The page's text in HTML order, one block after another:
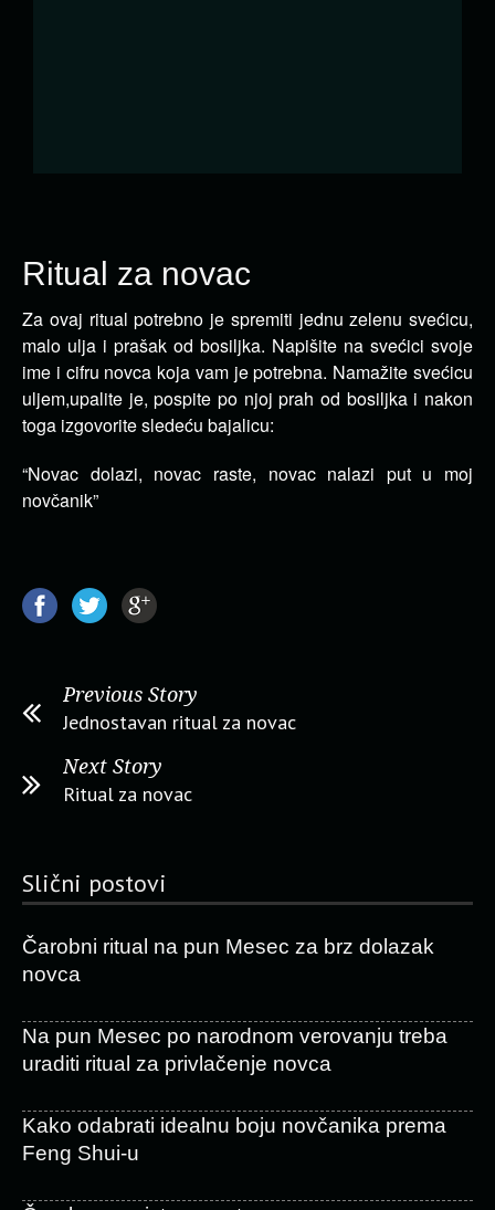
Ritual za novac
Za ovaj ritual potrebno je spremiti jednu zelenu svećicu,
malo ulja i prašak od bosiljka. Napišite na svećici svoje
ime i cifru novca koja vam je potrebna. Namažite svećicu
uljem,upalite je, pospite po njoj prah od bosiljka i nakon
toga izgovorite sledeću bajalicu:
“Novac dolazi, novac raste, novac nalazi put u moj
novčanik”
Previous Story
Jednostavan ritual za novac
Next Story
Ritual za novac
Slični postovi
Čarobni ritual na pun Mesec za brz dolazak
novca
Na pun Mesec po narodnom verovanju treba
uraditi ritual za privlačenje novca
Kako odabrati idealnu boju novčanika prema
Feng Shui-u